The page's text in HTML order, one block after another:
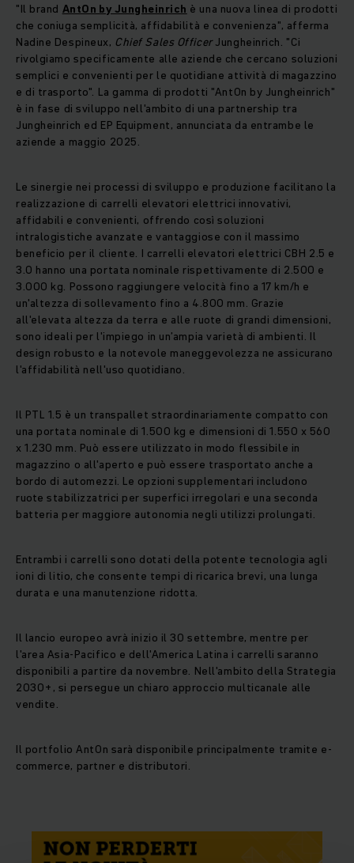
"Il brand AntOn by Jungheinrich è una nuova linea di prodotti
che coniuga semplicità, affidabilità e convenienza", afferma
Nadine Despineux, Chief Sales OfficerJungheinrich. "Ci
rivolgiamo specificamente alle aziende che cercano soluzioni
semplici e convenienti per le quotidiane attività di magazzino
e di trasporto". La gamma di prodotti "AntOn by Jungheinrich"
è in fase di sviluppo nell'ambito di una partnership tra
Jungheinrich ed EP Equipment, annunciata da entrambe le
aziende a maggio 2025.
Le sinergie nei processi di sviluppo e produzione facilitano la
realizzazione di carrelli elevatori elettrici innovativi,
affidabili e convenienti, offrendo così soluzioni
intralogistiche avanzate e vantaggiose con il massimo
beneficio per il cliente. I carrelli elevatori elettrici CBH 2.5 e
3.0 hanno una portata nominale rispettivamente di 2.500 e
3.000 kg. Possono raggiungere velocità fino a 17 km/h e
un'altezza di sollevamento fino a 4.800 mm. Grazie
all'elevata altezza da terra e alle ruote di grandi dimensioni,
sono ideali per l'impiego in un’ampia varietà di ambienti. Il
design robusto e la notevole maneggevolezza ne assicurano
l'affidabilità nell'uso quotidiano.
Il PTL 1.5 è un transpallet straordinariamente compatto con
una portata nominale di 1.500 kg e dimensioni di 1.550 x 560
x 1.230 mm. Può essere utilizzato in modo flessibile in
magazzino o all'aperto e può essere trasportato anche a
bordo di automezzi. Le opzioni supplementari includono
ruote stabilizzatrici per superfici irregolari e una seconda
batteria per maggiore autonomia negli utilizzi prolungati.
Entrambi i carrelli sono dotati della potente tecnologia agli
ioni di litio, che consente tempi di ricarica brevi, una lunga
durata e una manutenzione ridotta.
Il lancio europeo avrà inizio il 30 settembre, mentre per
l'area Asia-Pacifico e dell'America Latina i carrelli saranno
disponibili a partire da novembre. Nell'ambito della Strategia
2030+, si persegue un chiaro approccio multicanale alle
vendite.
Il portfolio AntOn sarà disponibile principalmente tramite e-
commerce, partner e distributori.